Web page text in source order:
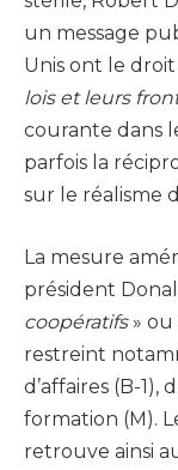
un message
Unis ont le
lois et leurs
courante dans
parfois la
sur le réalisme
La mesure
président
coopératifs» ou
restreint
d’affaires (B-1),
formation (M).
retrouve ainsi